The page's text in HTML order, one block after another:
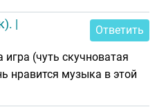
|
Ответить
(чуть скучноватая
нравится музыка в этой